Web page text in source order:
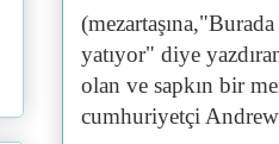
yatıyor" diye
olan ve sapkın bir
cumhuriyetçi